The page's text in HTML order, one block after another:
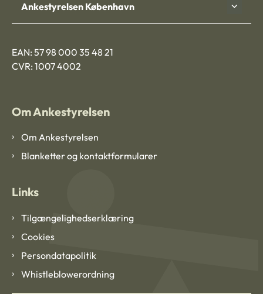
Ankestyrelsen København
EAN: 57 98 000 35 48 21
CVR: 1007 4002
Om Ankestyrelsen
Om Ankestyrelsen
Blanketter og kontaktformularer
Links
Tilgængelighedserklæring
Cookies
Persondatapolitik
Whistleblowerordning